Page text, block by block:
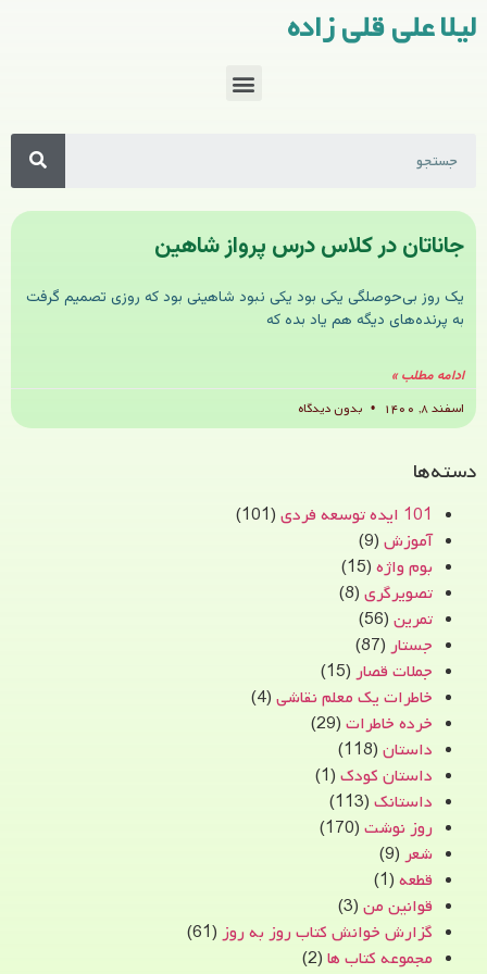
لیلا علی قلی زاده
جاناتان در کلاس درس پرواز شاهین
یک روز بی‌حوصلگی یکی بود یکی نبود شاهینی بود که روزی تصمیم گرفت
به پرنده‌های دیگه هم یاد بده که
ادامه مطلب »
اسفند ۸, ۱۴۰۰
بدون دیدگاه
دسته‌ها
101 ایده توسعه فردی
(101)
آموزش (9)
بوم واژه (15)
تصویرگری (8)
تمرین (56)
جستار (87)
جملات قصار (15)
خاطرات یک معلم نقاشی (4)
خرده خاطرات (29)
داستان (118)
داستان کودک (1)
داستانک (113)
روز نوشت (170)
شعر (9)
قطعه (1)
قوانین من (3)
گزارش خوانش کتاب روز به روز (61)
مجموعه کتاب ها (2)